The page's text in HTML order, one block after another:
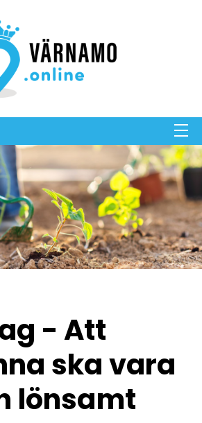
- Att
ska vara
lönsamt